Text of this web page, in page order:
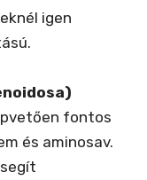
igen
fontos
és aminosav.